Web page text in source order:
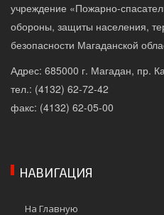
учреждение «Пожарно-
обороны, защиты населения,
безопасности Магаданской
Адрес: 685000 г. Магадан, пр.
тел.: (4132) 62-72-42
факс: (4132) 62-05-00
НАВИГАЦИЯ
На Главную